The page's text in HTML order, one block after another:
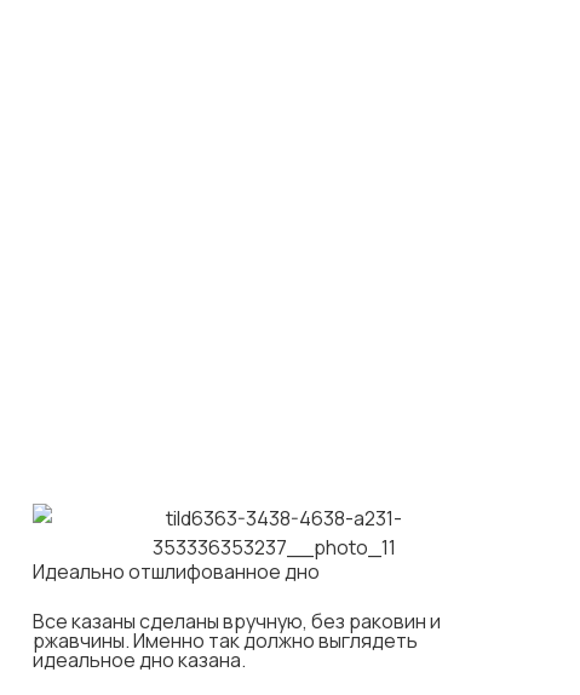
Идеально отшлифованное дно
Все казаны сделаны вручную, без раковин и
ржавчины. Именно так должно выглядеть
идеальное дно казана.